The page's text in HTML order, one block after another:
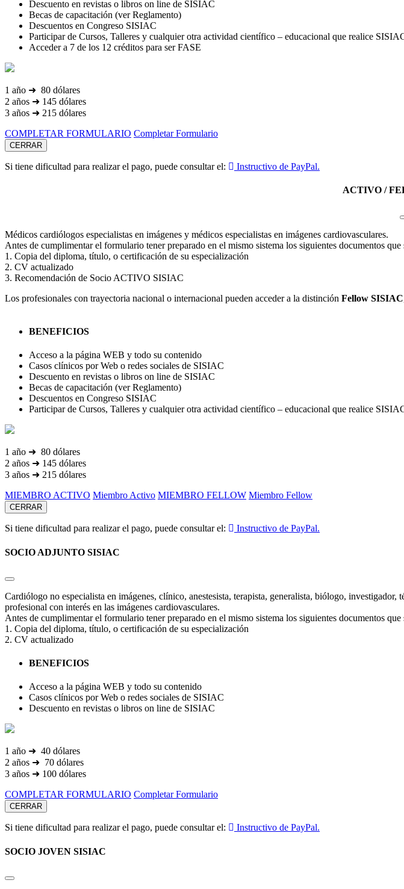
Descuento en revistas o libros on line de SISIAC
Becas de capacitación (ver Reglamento)
Descuentos en Congreso SISIAC
Participar de Cursos, Talleres y cualquier otra actividad científico – educacional que realice
Acceder a 7 de los 12 créditos para ser FASE
1 año ➜ 80 dólares
2 años ➜ 145 dólares
3 años ➜ 215 dólares
COMPLETAR FORMULARIO Completar Formulario
CERRAR
Si tiene dificultad para realizar el pago, puede consultar el: Instructivo de PayPal.
ACTIVO /
Médicos cardiólogos especialistas en imágenes y médicos especialistas en imágenes cardiovasculares.
Antes de cumplimentar el formulario tener preparado en el mismo sistema los siguientes documentos
1. Copia del diploma, título, o certificación de su especialización
2. CV actualizado
3. Recomendación de Socio ACTIVO SISIAC
Los profesionales con trayectoria nacional o internacional pueden acceder a la distinción Fellow SISIAC
BENEFICIOS
Acceso a la página WEB y todo su contenido
Casos clínicos por Web o redes sociales de SISIAC
Descuento en revistas o libros on line de SISIAC
Becas de capacitación (ver Reglamento)
Descuentos en Congreso SISIAC
Participar de Cursos, Talleres y cualquier otra actividad científico – educacional que realice
1 año ➜ 80 dólares
2 años ➜ 145 dólares
3 años ➜ 215 dólares
MIEMBRO ACTIVO Miembro Activo MIEMBRO FELLOW Miembro Fellow
CERRAR
Si tiene dificultad para realizar el pago, puede consultar el: Instructivo de PayPal.
SOCIO ADJUNTO SISIAC
Cardiólogo no especialista en imágenes, clínico, anestesista, terapista, generalista, biólogo,
profesional con interés en las imágenes cardiovasculares.
Antes de cumplimentar el formulario tener preparado en el mismo sistema los siguientes documentos
1. Copia del diploma, título, o certificación de su especialización
2. CV actualizado
BENEFICIOS
Acceso a la página WEB y todo su contenido
Casos clínicos por Web o redes sociales de SISIAC
Descuento en revistas o libros on line de SISIAC
1 año ➜ 40 dólares
2 años ➜ 70 dólares
3 años ➜ 100 dólares
COMPLETAR FORMULARIO Completar Formulario
CERRAR
Si tiene dificultad para realizar el pago, puede consultar el: Instructivo de PayPal.
SOCIO JOVEN SISIAC